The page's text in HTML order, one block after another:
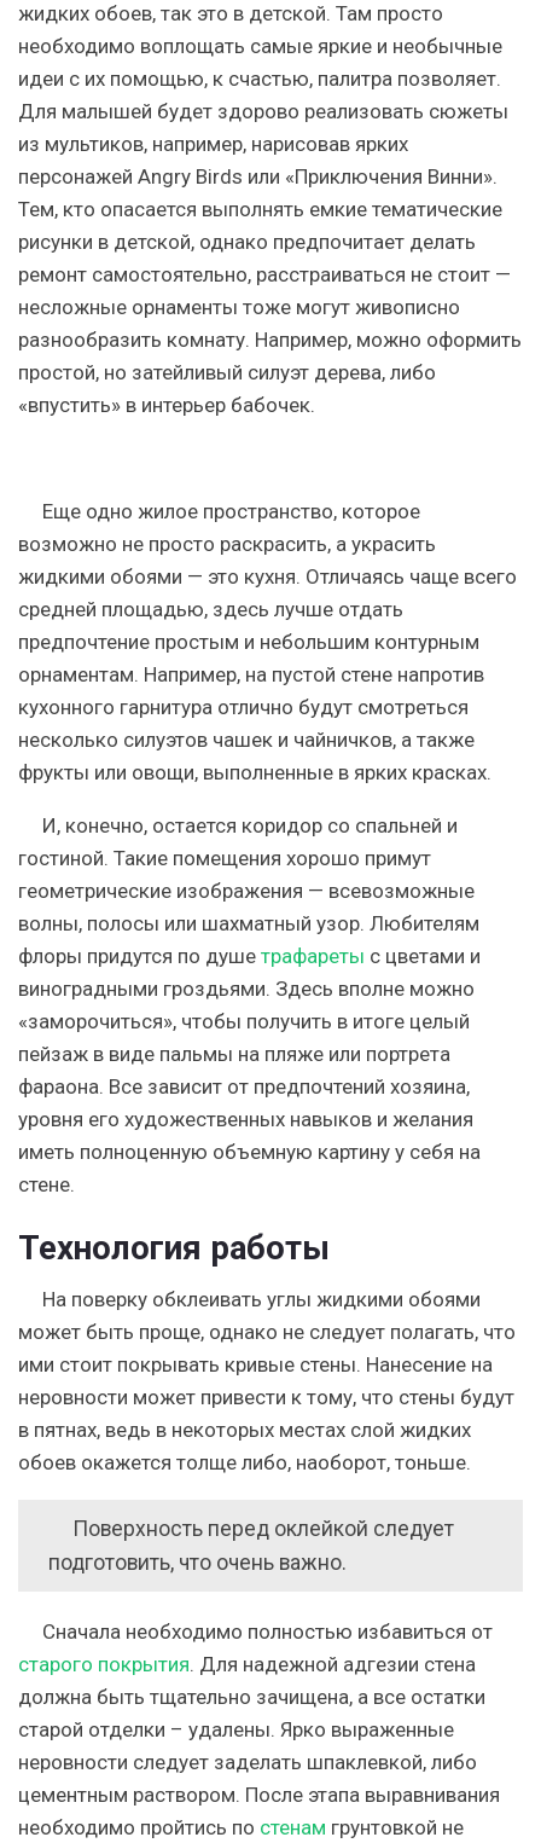
жидких обоев, так это в детской. Там просто
необходимо воплощать самые яркие и необычные
идеи с их помощью, к счастью, палитра позволяет.
Для малышей будет здорово реализовать сюжеты
из мультиков, например, нарисовав ярких
персонажей Angry Birds или «Приключения Винни».
Тем, кто опасается выполнять емкие тематические
рисунки в детской, однако предпочитает делать
ремонт самостоятельно, расстраиваться не стоит —
несложные орнаменты тоже могут живописно
разнообразить комнату. Например, можно оформить
простой, но затейливый силуэт дерева, либо
«впустить» в интерьер бабочек.
Еще одно жилое пространство, которое
возможно не просто раскрасить, а украсить
жидкими обоями — это кухня. Отличаясь чаще всего
средней площадью, здесь лучше отдать
предпочтение простым и небольшим контурным
орнаментам. Например, на пустой стене напротив
кухонного гарнитура отлично будут смотреться
несколько силуэтов чашек и чайничков, а также
фрукты или овощи, выполненные в ярких красках.
И, конечно, остается коридор со спальней и
гостиной. Такие помещения хорошо примут
геометрические изображения — всевозможные
волны, полосы или шахматный узор. Любителям
флоры придутся по душе трафареты с цветами и
виноградными гроздьями. Здесь вполне можно
«заморочиться», чтобы получить в итоге целый
пейзаж в виде пальмы на пляже или портрета
фараона. Все зависит от предпочтений хозяина,
уровня его художественных навыков и желания
иметь полноценную объемную картину у себя на
стене.
Технология работы
На поверку обклеивать углы жидкими обоями
может быть проще, однако не следует полагать, что
ими стоит покрывать кривые стены. Нанесение на
неровности может привести к тому, что стены будут
в пятнах, ведь в некоторых местах слой жидких
обоев окажется толще либо, наоборот, тоньше.
Поверхность перед оклейкой следует
подготовить, что очень важно.
Сначала необходимо полностью избавиться от
старого покрытия. Для надежной адгезии стена
должна быть тщательно зачищена, а все остатки
старой отделки – удалены. Ярко выраженные
неровности следует заделать шпаклевкой, либо
цементным раствором. После этапа выравнивания
необходимо пройтись по стенам грунтовкой не